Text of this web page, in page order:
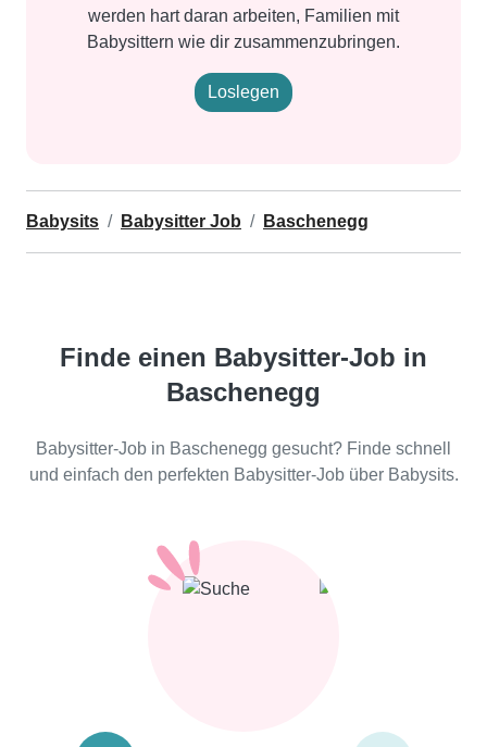
werden hart daran arbeiten, Familien mit
Babysittern wie dir zusammenzubringen.
Loslegen
Babysits Babysitter Job Baschenegg
Finde einen Babysitter-Job in
Baschenegg
Babysitter-Job in Baschenegg gesucht? Finde schnell
und einfach den perfekten Babysitter-Job über Babysits.